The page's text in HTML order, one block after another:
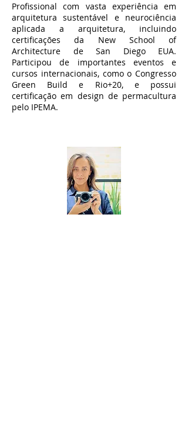
Profissional com vasta experiência em
arquitetura sustentável e neurociência
aplicada a arquitetura, incluindo
certificações da New School of
Architecture de San Diego EUA.
Participou de importantes eventos e
cursos internacionais, como o Congresso
Green Build e Rio+20, e possui
certificação em design de permacultura
pelo IPEMA.